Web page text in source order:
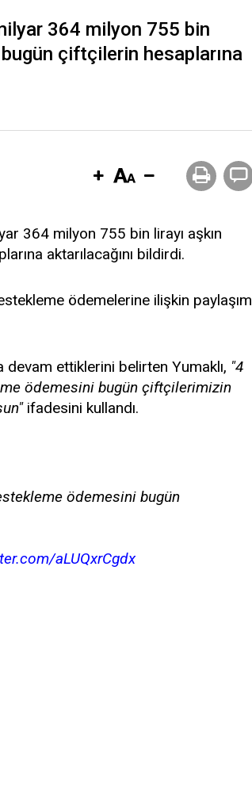
364 milyon 755 bin
çiftçilerin hesaplarına
364 milyon 755 bin lirayı aşkın
aktarılacağını bildirdi.
ödemelerine ilişkin paylaşım
ettiklerini belirten Yumaklı, "4
ödemesini bugün çiftçilerimizin
ifadesini kullandı.
ödemesini bugün
aLUQxrCgdx